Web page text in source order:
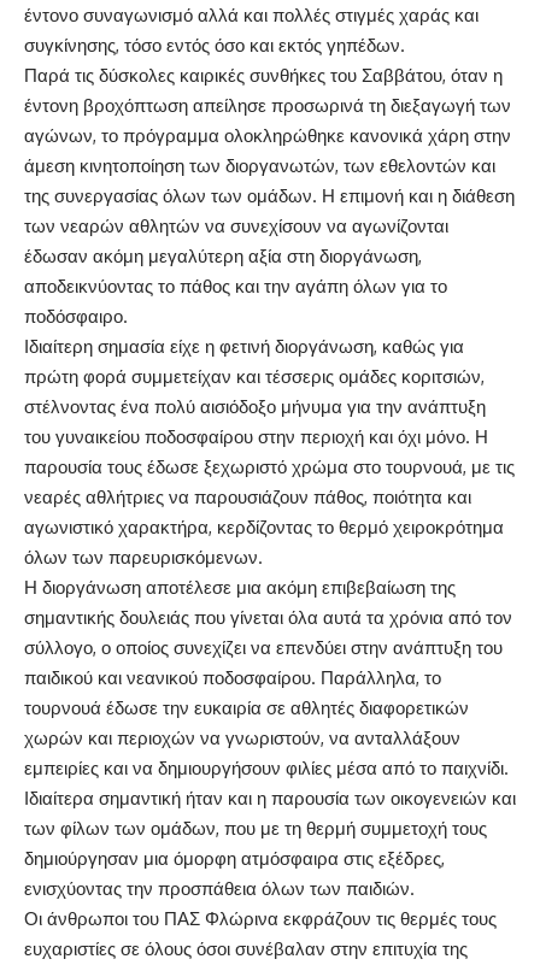
έντονο συναγωνισμό αλλά και πολλές στιγμές χαράς και
συγκίνησης, τόσο εντός όσο και εκτός γηπέδων.
Παρά τις δύσκολες καιρικές συνθήκες του Σαββάτου, όταν η
έντονη βροχόπτωση απείλησε προσωρινά τη διεξαγωγή των
αγώνων, το πρόγραμμα ολοκληρώθηκε κανονικά χάρη στην
άμεση κινητοποίηση των διοργανωτών, των εθελοντών και
της συνεργασίας όλων των ομάδων. Η επιμονή και η διάθεση
των νεαρών αθλητών να συνεχίσουν να αγωνίζονται
έδωσαν ακόμη μεγαλύτερη αξία στη διοργάνωση,
αποδεικνύοντας το πάθος και την αγάπη όλων για το
ποδόσφαιρο.
Ιδιαίτερη σημασία είχε η φετινή διοργάνωση, καθώς για
πρώτη φορά συμμετείχαν και τέσσερις ομάδες κοριτσιών,
στέλνοντας ένα πολύ αισιόδοξο μήνυμα για την ανάπτυξη
του γυναικείου ποδοσφαίρου στην περιοχή και όχι μόνο. Η
παρουσία τους έδωσε ξεχωριστό χρώμα στο τουρνουά, με τις
νεαρές αθλήτριες να παρουσιάζουν πάθος, ποιότητα και
αγωνιστικό χαρακτήρα, κερδίζοντας το θερμό χειροκρότημα
όλων των παρευρισκόμενων.
Η διοργάνωση αποτέλεσε μια ακόμη επιβεβαίωση της
σημαντικής δουλειάς που γίνεται όλα αυτά τα χρόνια από τον
σύλλογο, ο οποίος συνεχίζει να επενδύει στην ανάπτυξη του
παιδικού και νεανικού ποδοσφαίρου. Παράλληλα, το
τουρνουά έδωσε την ευκαιρία σε αθλητές διαφορετικών
χωρών και περιοχών να γνωριστούν, να ανταλλάξουν
εμπειρίες και να δημιουργήσουν φιλίες μέσα από το παιχνίδι.
Ιδιαίτερα σημαντική ήταν και η παρουσία των οικογενειών και
των φίλων των ομάδων, που με τη θερμή συμμετοχή τους
δημιούργησαν μια όμορφη ατμόσφαιρα στις εξέδρες,
ενισχύοντας την προσπάθεια όλων των παιδιών.
Οι άνθρωποι του ΠΑΣ Φλώρινα εκφράζουν τις θερμές τους
ευχαριστίες σε όλους όσοι συνέβαλαν στην επιτυχία της